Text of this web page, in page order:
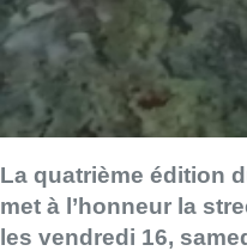
La quatrième édition
met à l’honneur la
les vendredi 16,